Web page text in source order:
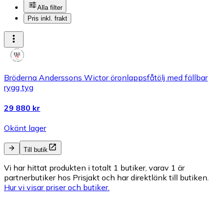
Alla filter
Pris inkl. frakt
Bröderna Anderssons Wictor öronlappsfåtölj med fällbar
rygg tyg
29 880 kr
Okänt lager
Till butik
Vi har hittat produkten i totalt 1 butiker, varav 1 är
partnerbutiker hos Prisjakt och har direktlänk till butiken.
Hur vi visar priser och butiker.